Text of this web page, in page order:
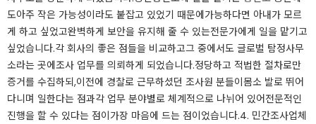
도아주 작은 가능성이라도 붙잡고 있었기 때문에가능하다면 아내가 모르
게 하고 싶었고완벽하게 보안을 유지해 줄 수 있는전문가에게 일을 맡기고
싶었습니다.​각 회사의 좋은 점들을 비교하고그 중에서도 글로벌 탐정사무
소라는 곳에조사 업무를 의뢰하게 되었습니다.​정당하고 적법한 절차로만
증거를 수집하되,이전에 경찰로 근무하셨던 조사원 분들이몸소 발로 뛰어
다니며 일한다는 점과각 업무 분야별로 체계적으로 나뉘어 있어전문적인
진행을 할 수 있다는 점이가장 마음에 드는 점이었습니다.​​4. 민간조사업체